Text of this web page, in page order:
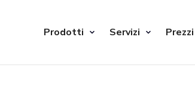
Prodotti Servizi Prezzi